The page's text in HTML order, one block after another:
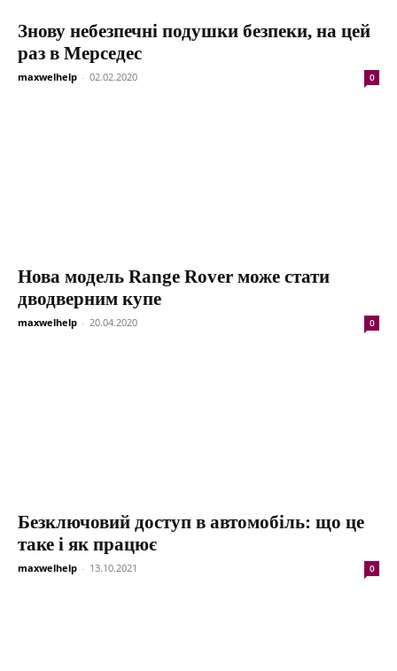
Знову небезпечні подушки безпеки, на цей
раз в Мерседес
maxwelhelp - 02.02.2020 0
Нова модель Range Rover може стати
дводверним купе
maxwelhelp - 20.04.2020 0
Безключовий доступ в автомобіль: що це
таке і як працює
maxwelhelp - 13.10.2021 0